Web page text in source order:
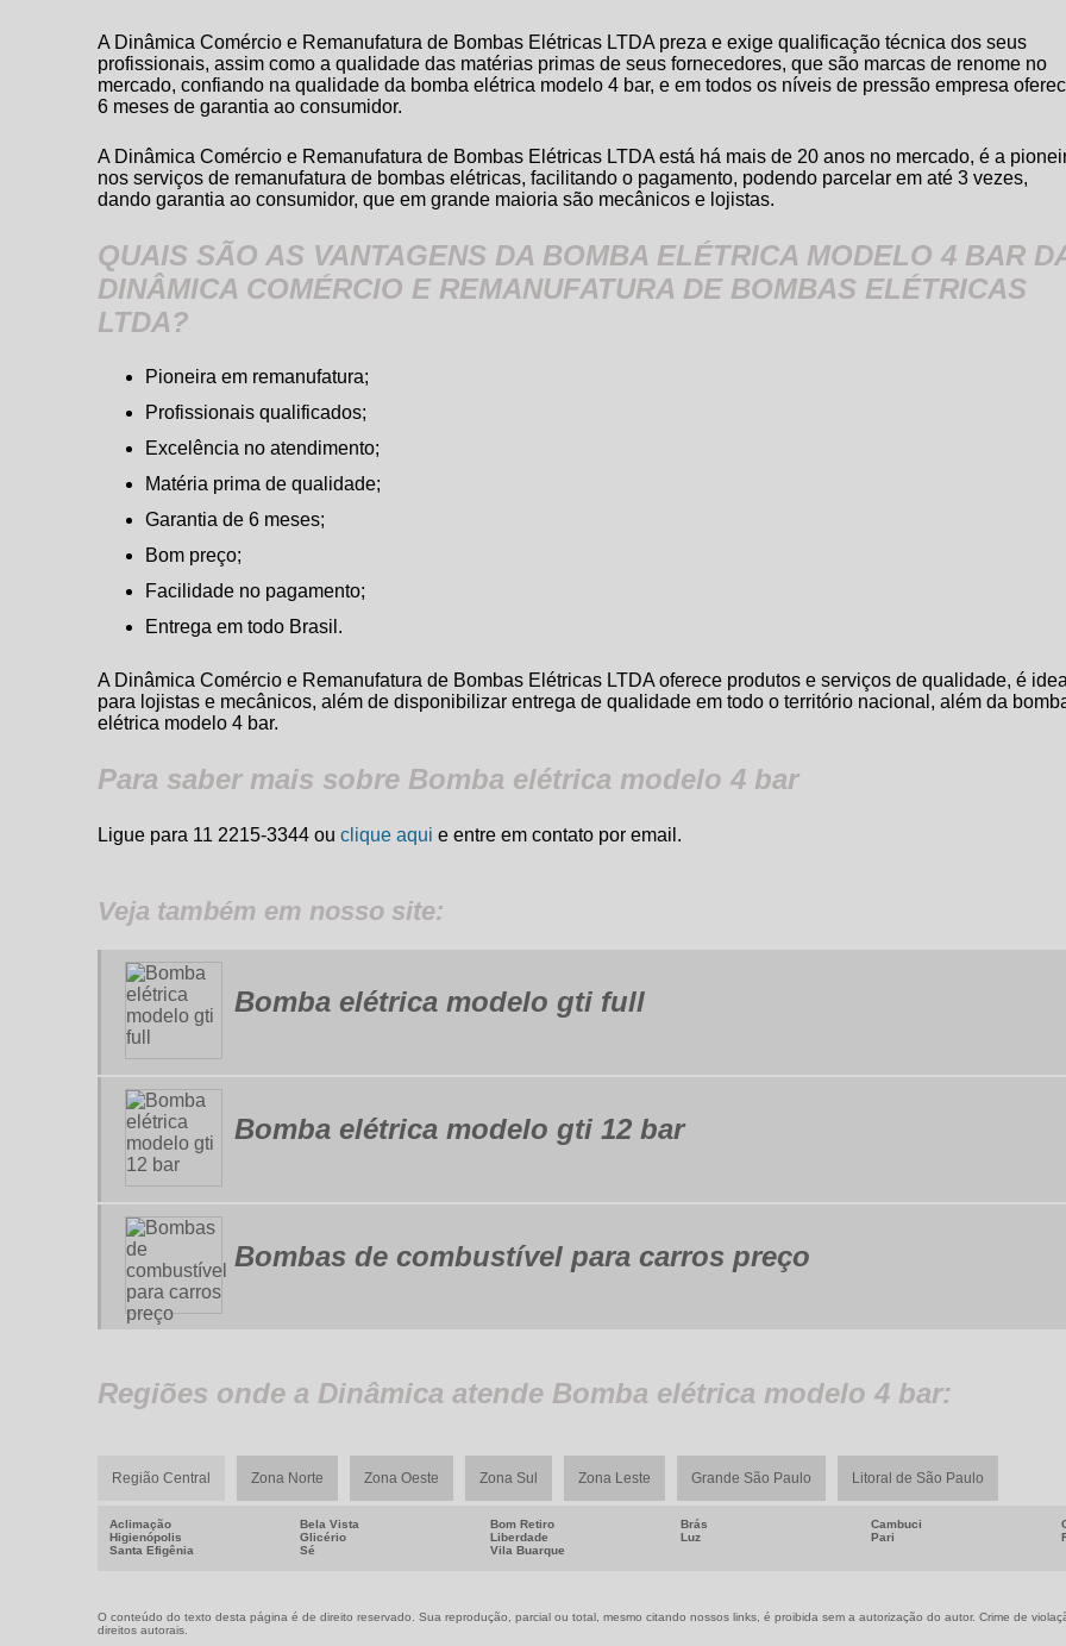
A Dinâmica Comércio e Remanufatura de Bombas Elétricas LTDA preza e exige qualificação técnica dos seus
profissionais, assim como a qualidade das matérias primas de seus fornecedores, que são marcas de renome no
mercado, confiando na qualidade da bomba elétrica modelo 4 bar, e em todos os níveis de pressão empresa
6 meses de garantia ao consumidor.
A Dinâmica Comércio e Remanufatura de Bombas Elétricas LTDA está há mais de 20 anos no mercado, é a
nos serviços de remanufatura de bombas elétricas, facilitando o pagamento, podendo parcelar em até 3 vezes,
dando garantia ao consumidor, que em grande maioria são mecânicos e lojistas.
QUAIS SÃO AS VANTAGENS DA BOMBA ELÉTRICA MODELO 4 BAR
DINÂMICA COMÉRCIO E REMANUFATURA DE BOMBAS ELÉTRICAS
LTDA?
Pioneira em remanufatura;
Profissionais qualificados;
Excelência no atendimento;
Matéria prima de qualidade;
Garantia de 6 meses;
Bom preço;
Facilidade no pagamento;
Entrega em todo Brasil.
A Dinâmica Comércio e Remanufatura de Bombas Elétricas LTDA oferece produtos e serviços de qualidade, é ideal
para lojistas e mecânicos, além de disponibilizar entrega de qualidade em todo o território nacional, além da
elétrica modelo 4 bar.
Para saber mais sobre Bomba elétrica modelo 4 bar
Ligue para 11 2215-3344 ou clique aqui e entre em contato por email.
Veja também em nosso site:
Bomba elétrica modelo gti full
Bomba elétrica modelo gti 12 bar
Bombas de combustível para carros preço
Regiões onde a Dinâmica atende Bomba elétrica modelo 4 bar:
Região Central Zona Norte Zona Oeste Zona Sul Zona Leste Grande São Paulo Litoral de São Paulo
Aclimação Bela Vista Bom Retiro Brás Cambuci
Higienópolis
Glicério Liberdade Luz Pari
Santa Efigênia
Sé Vila Buarque
O conteúdo do texto desta página é de direito reservado. Sua reprodução, parcial ou total, mesmo citando nossos links, é proibida sem a autorização do autor. Crime de
direitos autorais